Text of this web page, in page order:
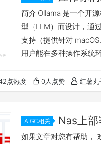
大模型开始
简介 Ollama 是一个开
型（LLM）而设计，通
支持（提供针对
用户能在多种操作系统
种自然语言处理任务，
官网： ollama github
点热度 0人点赞 红薯丸
AIGC相关
Nas上
one-api，实现
如果文章对您有帮助，